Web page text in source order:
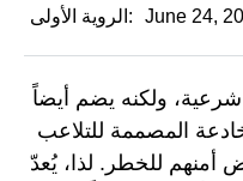
الروية الأولى:
June 24,
شرعية، ولكنه يضم أيضاً
المصممة للتلاعب
أمنهم للخطر. لذا، يُعدّ